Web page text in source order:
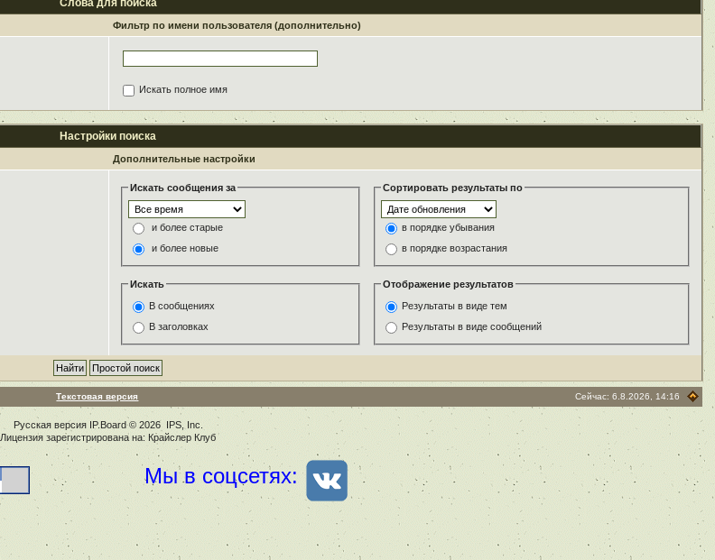
Слова для поиска
Фильтр по имени пользователя (дополнительно)
Искать полное имя
Настройки поиска
Дополнительные настройки
Искать сообщения за
и более старые
и более новые
Сортировать результаты по
в порядке убывания
в порядке возрастания
Искать
В сообщениях
В заголовках
Отображение результатов
Результаты в виде тем
Результаты в виде сообщений
Текстовая версия Сейчас: 6.8.2026, 14:16
Русская версия IP.Board© 2026 IPS, Inc
Лицензия зарегистрирована на: Крайслер Клуб
Мы в соцсетях: